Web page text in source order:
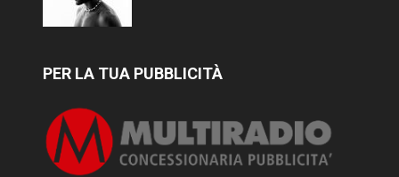
PER LA TUA PUBBLICITÀ